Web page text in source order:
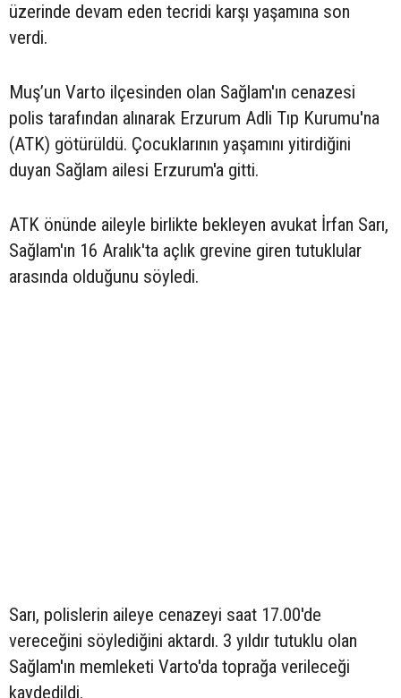
üzerinde devam eden tecridi karşı yaşamına son
verdi.
Muş’un Varto ilçesinden olan Sağlam'ın cenazesi
polis tarafından alınarak Erzurum Adli Tıp Kurumu'na
(ATK) götürüldü. Çocuklarının yaşamını yitirdiğini
duyan Sağlam ailesi Erzurum'a gitti.
ATK önünde aileyle birlikte bekleyen avukat İrfan Sarı,
Sağlam'ın 16 Aralık'ta açlık grevine giren tutuklular
arasında olduğunu söyledi.
Sarı, polislerin aileye cenazeyi saat 17.00'de
vereceğini söylediğini aktardı. 3 yıldır tutuklu olan
Sağlam'ın memleketi Varto'da toprağa verileceği
kaydedildi.